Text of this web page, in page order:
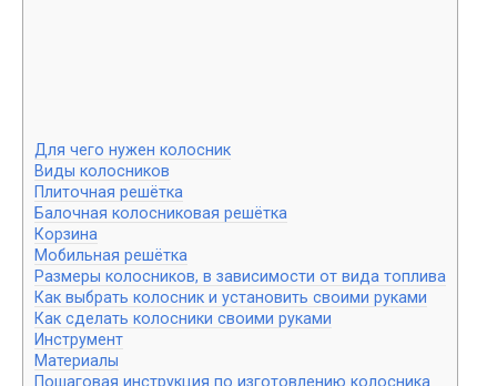
Для чего нужен колосник
Виды колосников
Плиточная решётка
Балочная колосниковая решётка
Корзина
Мобильная решётка
Размеры колосников, в зависимости от вида топлива
Как выбрать колосник и установить своими руками
Как сделать колосники своими руками
Инструмент
Материалы
Пошаговая инструкция по изготовлению колосника